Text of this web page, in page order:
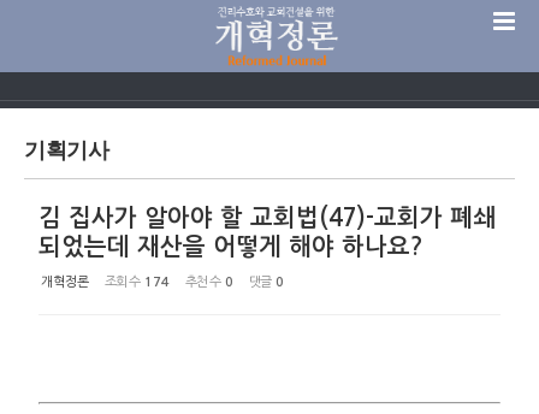
기획기사
김 집사가 알아야 할 교회법(47)-교회가 폐쇄
되었는데 재산을 어떻게 해야 하나요?
개혁정론 조회 수 174 추천 수 0 댓글 0
Sketchbook5, 스케치북5
Sketchbook5, 스케치북5